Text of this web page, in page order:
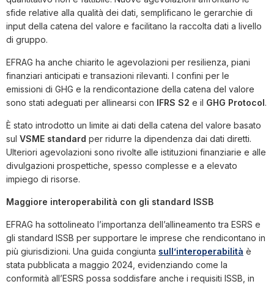
sfide relative alla qualità dei dati, semplificano le gerarchie di
input della catena del valore e facilitano la raccolta dati a livello
di gruppo.
EFRAG ha anche chiarito le agevolazioni per resilienza, piani
finanziari anticipati e transazioni rilevanti. I confini per le
emissioni di GHG e la rendicontazione della catena del valore
sono stati adeguati per allinearsi con IFRS S2 e il GHG Protocol.
È stato introdotto un limite ai dati della catena del valore basato
sul VSME standard per ridurre la dipendenza dai dati diretti.
Ulteriori agevolazioni sono rivolte alle istituzioni finanziarie e alle
divulgazioni prospettiche, spesso complesse e a elevato
impiego di risorse.
Maggiore interoperabilità con gli standard ISSB
EFRAG ha sottolineato l’importanza dell’allineamento tra ESRS e
gli standard ISSB per supportare le imprese che rendicontano in
più giurisdizioni. Una guida congiunta sull’interoperabilità è
stata pubblicata a maggio 2024, evidenziando come la
conformità all’ESRS possa soddisfare anche i requisiti ISSB, in